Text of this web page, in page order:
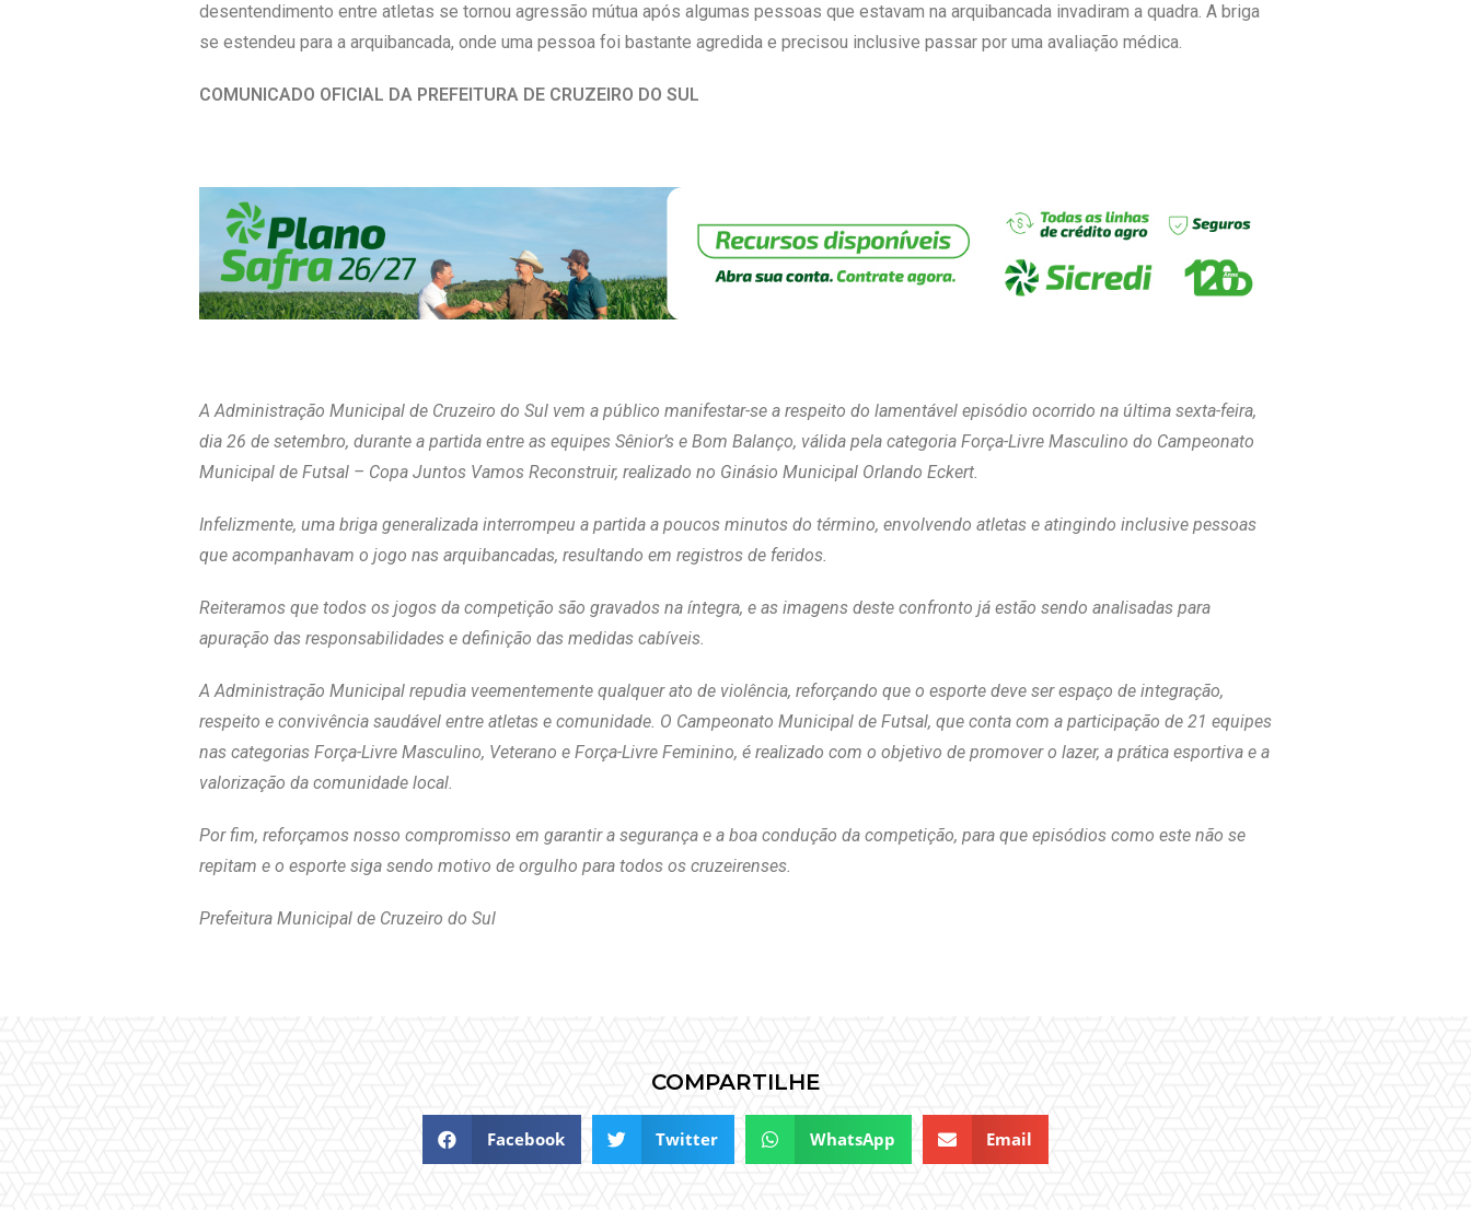
desentendimento entre atletas se tornou agressão mútua após algumas pessoas que estavam na arquibancada invadiram a quadra. A briga
se estendeu para a arquibancada, onde uma pessoa foi bastante agredida e precisou inclusive passar por uma avaliação médica.
COMUNICADO OFICIAL DA PREFEITURA DE CRUZEIRO DO SUL
A Administração Municipal de Cruzeiro do Sul vem a público manifestar-se a respeito do lamentável episódio ocorrido na última sexta-feira,
dia 26 de setembro, durante a partida entre as equipes Sênior’s e Bom Balanço, válida pela categoria Força-Livre Masculino do Campeonato
Municipal de Futsal – Copa Juntos Vamos Reconstruir, realizado no Ginásio Municipal Orlando Eckert.
Infelizmente, uma briga generalizada interrompeu a partida a poucos minutos do término, envolvendo atletas e atingindo inclusive pessoas
que acompanhavam o jogo nas arquibancadas, resultando em registros de feridos.
Reiteramos que todos os jogos da competição são gravados na íntegra, e as imagens deste confronto já estão sendo analisadas para
apuração das responsabilidades e definição das medidas cabíveis.
A Administração Municipal repudia veementemente qualquer ato de violência, reforçando que o esporte deve ser espaço de integração,
respeito e convivência saudável entre atletas e comunidade. O Campeonato Municipal de Futsal, que conta com a participação de 21 equipes
nas categorias Força-Livre Masculino, Veterano e Força-Livre Feminino, é realizado com o objetivo de promover o lazer, a prática esportiva e a
valorização da comunidade local.
Por fim, reforçamos nosso compromisso em garantir a segurança e a boa condução da competição, para que episódios como este não se
repitam e o esporte siga sendo motivo de orgulho para todos os cruzeirenses.
Prefeitura Municipal de Cruzeiro do Sul
COMPARTILHE
Facebook Twitter WhatsApp Email